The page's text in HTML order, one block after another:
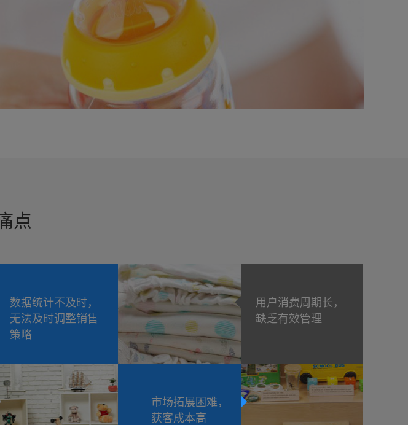
点
数据统计不及时，
无法及时调整销售
策略
用户消费周期长，
缺乏有效管理
市场拓展困难，
获客成本高